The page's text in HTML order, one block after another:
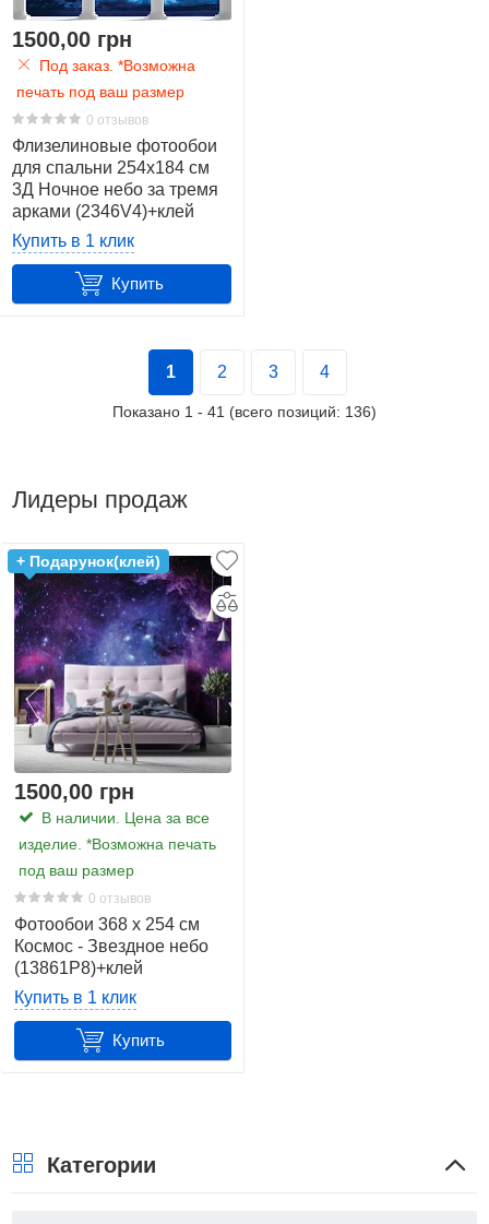
1500,00 грн
Под заказ. *Возможна
печать под ваш размер
0 отзывов
Флизелиновые фотообои
для спальни 254x184 см
3Д Ночное небо за тремя
арками (2346V4)+клей
Купить в 1 клик
Купить
1 2 3 4
Показано 1 - 41 (всего позиций: 136)
Лидеры продаж
+ Подарунок(клей)
1500,00 грн
В наличии. Цена за все
изделие. *Возможна печать
под ваш размер
0 отзывов
Фотообои 368 x 254 см
Космос - Звездное небо
(13861P8)+клей
Купить в 1 клик
Купить
Категории